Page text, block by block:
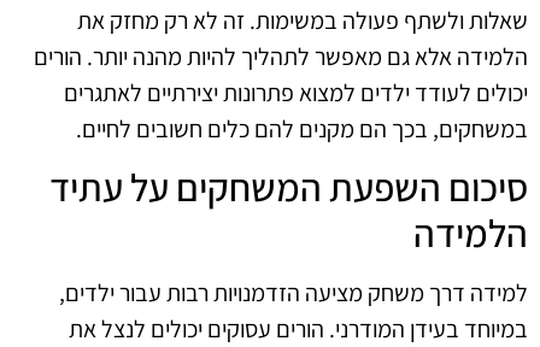
שאלות ולשתף פעולה במשימות. זה לא רק מחזק את
הלמידה אלא גם מאפשר לתהליך להיות מהנה יותר. הורים
יכולים לעודד ילדים למצוא פתרונות יצירתיים לאתגרים
במשחקים, בכך הם מקנים להם כלים חשובים לחיים.
סיכום השפעת המשחקים על עתיד
הלמידה
למידה דרך משחק מציעה הזדמנויות רבות עבור ילדים,
במיוחד בעידן המודרני. הורים עסוקים יכולים לנצל את